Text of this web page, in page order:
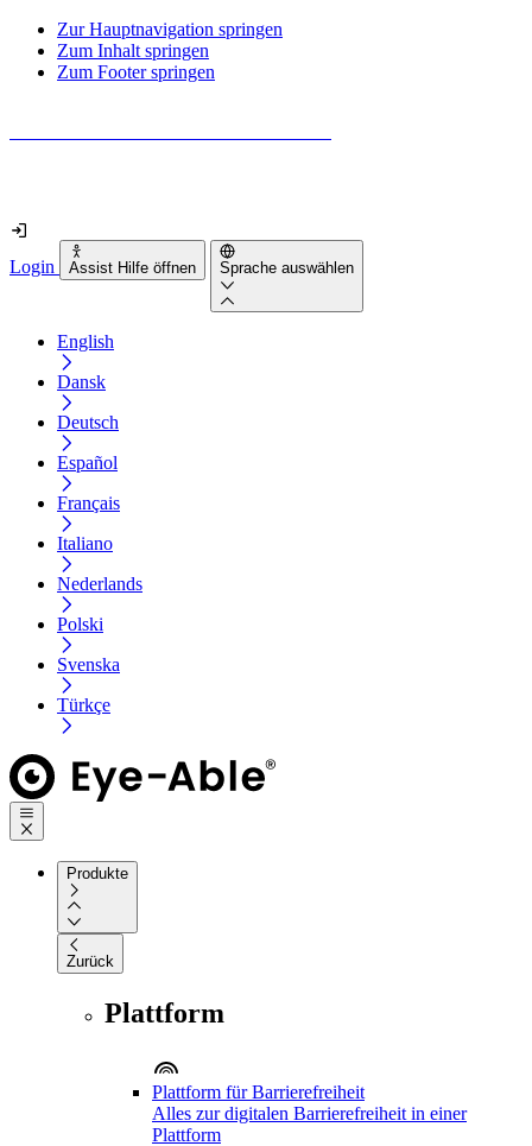
Zur Hauptnavigation springen
Zum Inhalt springen
Zum Footer springen
Login Assist Hilfe öffnen Sprache auswählen
English
Dansk
Deutsch
Español
Français
Italiano
Nederlands
Polski
Svenska
Türkçe
Produkte
Zurück
Plattform
Plattform für Barrierefreiheit
Alles zur digitalen Barrierefreiheit in einer
Plattform